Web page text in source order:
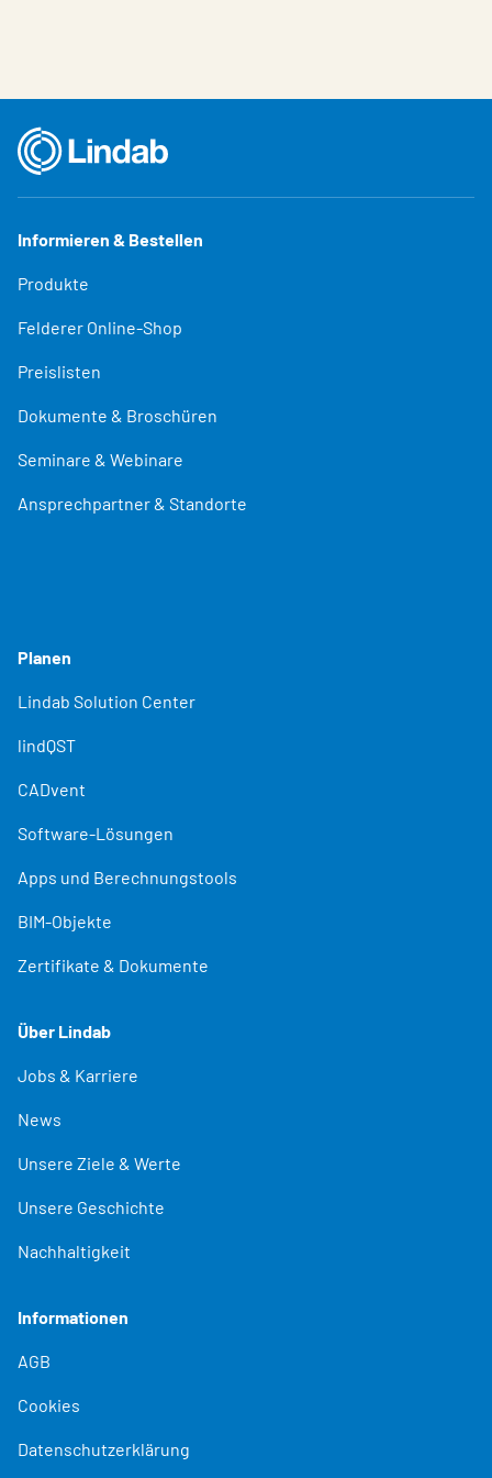
Informieren & Bestellen
Produkte
Felderer Online-Shop
Preislisten
Dokumente & Broschüren
Seminare & Webinare
Ansprechpartner & Standorte
Planen
Lindab Solution Center
lindQST
CADvent
Software-Lösungen
Apps und Berechnungstools
BIM-Objekte
Zertifikate & Dokumente
Über Lindab
Jobs & Karriere
News
Unsere Ziele & Werte
Unsere Geschichte
Nachhaltigkeit
Informationen
AGB
Cookies
Datenschutzerklärung